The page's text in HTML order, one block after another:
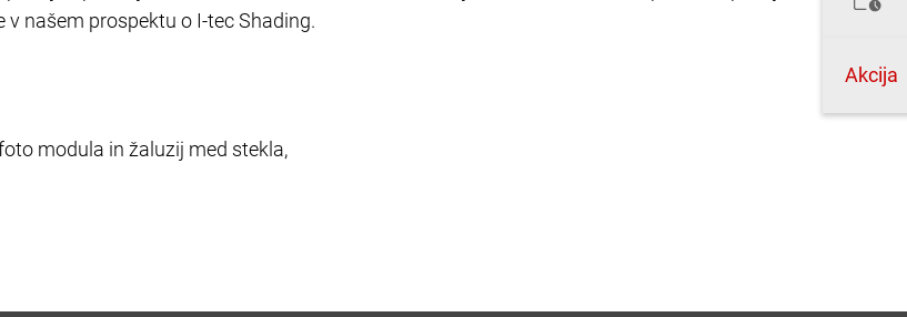
našem prospektu o I-tec Shading.
modula in žaluzij med stekla,